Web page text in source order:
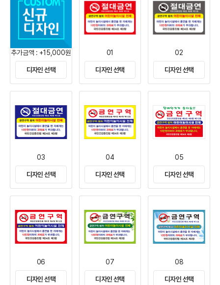
추가금액 : +15,000원
디자인 선택
01
디자인 선택
02
디자인 선택
03
디자인 선택
04
디자인 선택
05
디자인 선택
06
디자인 선택
07
디자인 선택
08
디자인 선택